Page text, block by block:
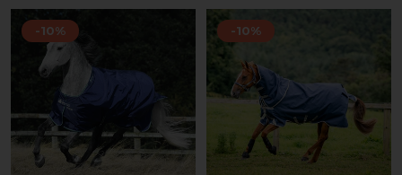
-10% -10%